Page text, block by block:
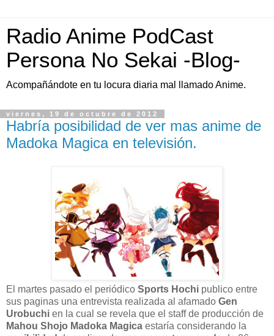
Radio Anime PodCast
Persona No Sekai -Blog-
Acompañándote en tu locura diaria mal llamado Anime.
viernes, 19 de octubre de 2012
Habría posibilidad de ver mas anime de
Madoka Magica en televisión.
El martes pasado el periódico Sports Hochi publico entre
sus paginas una entrevista realizada al afamado Gen
Urobuchi en la cual se revela que el staff de producción de
Mahou Shojo Madoka Magica estaría considerando la